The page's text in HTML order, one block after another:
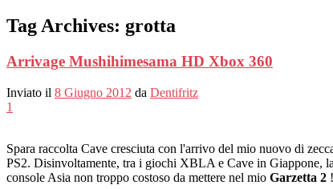
Tag Archives: grotta
Arrivage Mushihimesama HD Xbox 360
Inviato il 8 Giugno 2012 da Dentifritz
1
Spara raccolta Cave cresciuta con l'arrivo del mio nuovo di
PS2. Disinvoltamente, tra i giochi XBLA e Cave in Giappone,
console Asia non troppo costoso da mettere nel mio Garzetta 2 !